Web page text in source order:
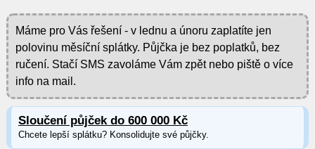
Máme pro Vás řešení - v lednu a únoru zaplatíte jen
polovinu měsíční splátky. Půjčka je bez poplatků, bez
ručení. Stačí SMS zavoláme Vám zpět nebo piště o více
info na mail.
Sloučení půjček do 600 000 Kč
Chcete lepší splátku? Konsolidujte své půjčky.